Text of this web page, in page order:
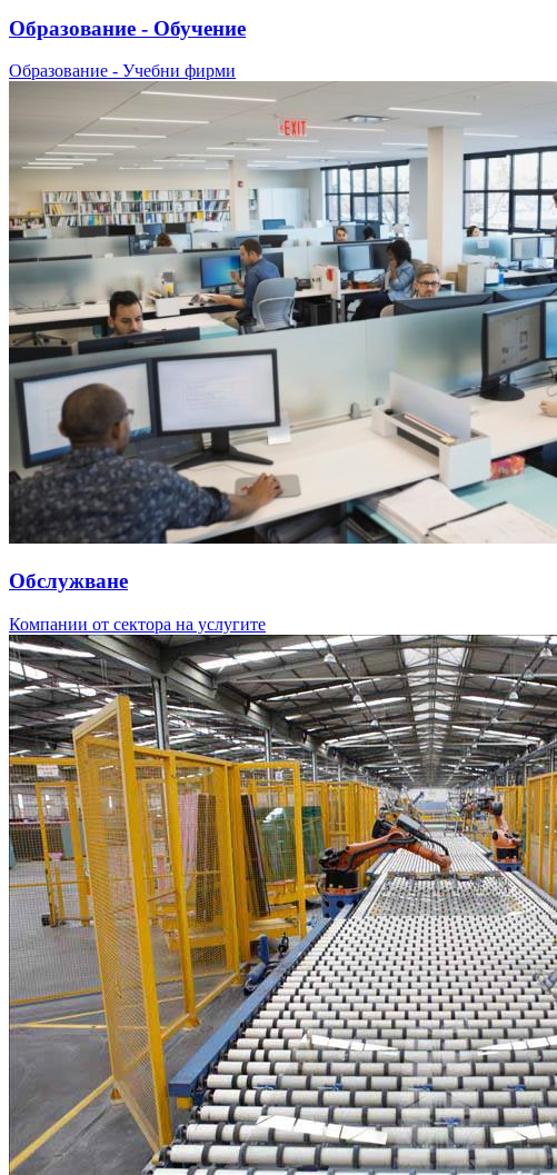
Образование - Обучение
Образование - Учебни фирми
Обслужване
Компании от сектора на услугите